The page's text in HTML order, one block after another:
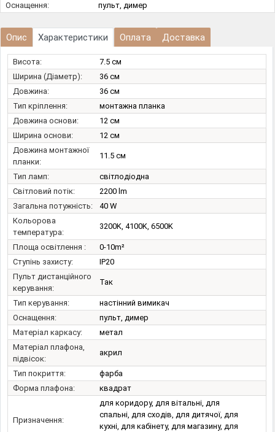
Оснащення:
пульт, димер
Опис Характеристики Оплата Доставка
Висота:
7.5 см
Ширина (Діаметр):
36 см
Довжина:
36 см
Тип кріплення:
монтажна планка
Довжина основи:
12 см
Ширина основи:
12 см
Довжина монтажної
планки:
11.5 см
Тип ламп:
світлодіодна
Світловий потік:
2200 lm
Загальна потужність:
40 W
Кольорова
температура:
3200K, 4100K, 6500K
Площа освітлення :
0-10m²
Ступінь захисту:
IP20
Пульт дистанційного
керування:
Так
Тип керування:
настінний вимикач
Оснащення:
пульт, димер
Матеріал каркасу:
метал
Матеріал плафона,
підвісок:
акрил
Тип покриття:
фарба
Форма плафона:
квадрат
Призначення:
для коридору, для вітальні, для
спальні, для сходів, для дитячої, для
кухні, для кабінету, для магазину, для